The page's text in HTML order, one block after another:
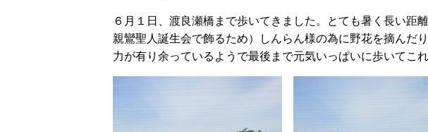
６月１日、渡良瀬橋まで歩いてきました。とても暑く長い
親鸞聖人誕生会で飾るため）しんらん様の為に野花を摘んだ
力が有り余っているようで最後まで元気いっぱいに歩いてこれ